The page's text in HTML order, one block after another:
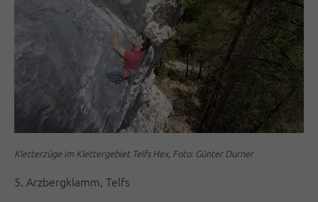
Kletterzüge im Klettergebiet Telfs Hex, Foto: Günter Durner
5. Arzbergklamm, Telfs